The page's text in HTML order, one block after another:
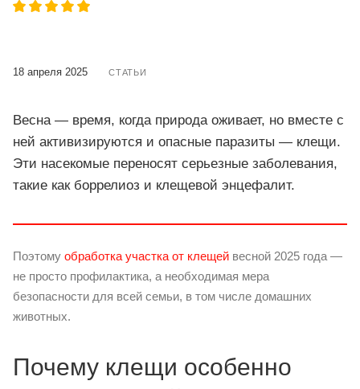
18 апреля 2025 СТАТЬИ
Весна — время, когда природа оживает, но вместе с
ней активизируются и опасные паразиты — клещи.
Эти насекомые переносят серьезные заболевания,
такие как боррелиоз и клещевой энцефалит.
Поэтому обработка участка от клещей весной 2025 года —
не просто профилактика, а необходимая мера
безопасности для всей семьи, в том числе домашних
животных.
Почему клещи особенно